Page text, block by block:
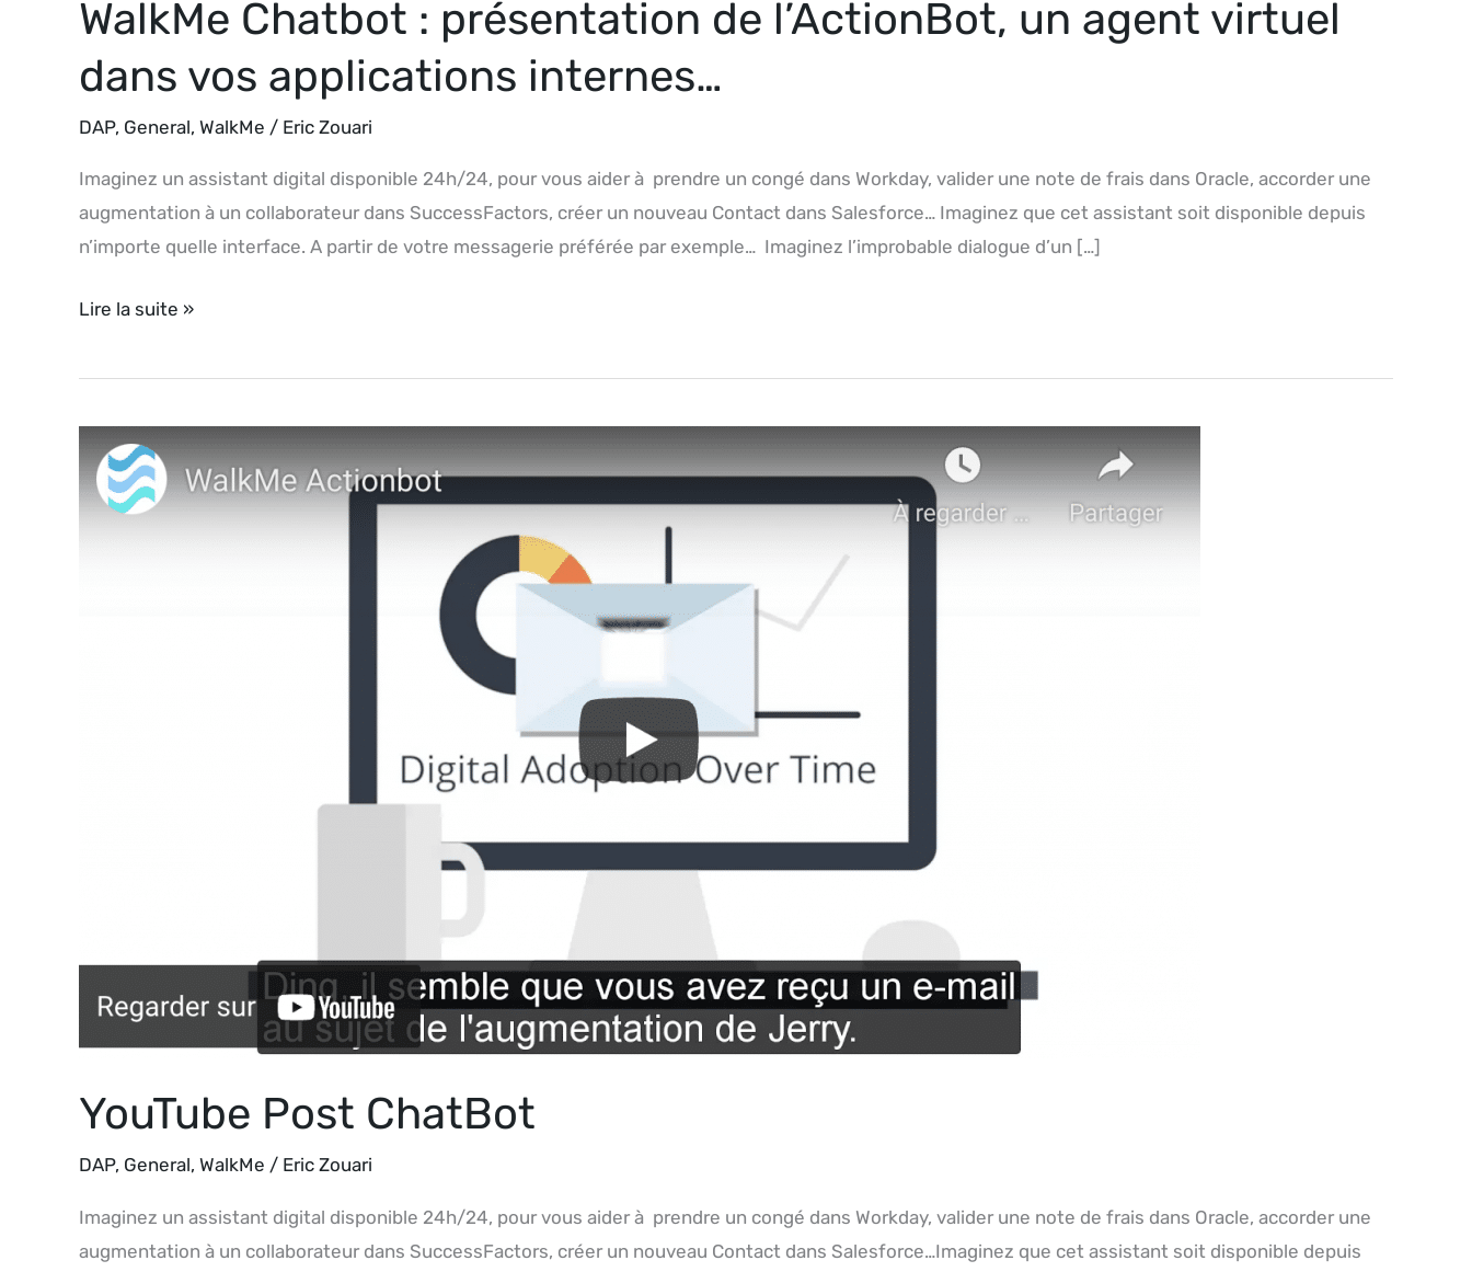
WalkMe Chatbot : présentation de l’ActionBot, un agent virtuel
dans vos applications internes…
DAP, General, WalkMe / Eric Zouari
Imaginez un assistant digital disponible 24h/24, pour vous aider à prendre un congé dans Workday, valider une note de frais dans Oracle, accorder une
augmentation à un collaborateur dans SuccessFactors, créer un nouveau Contact dans Salesforce… Imaginez que cet assistant soit disponible depuis
n’importe quelle interface. A partir de votre messagerie préférée par exemple… Imaginez l’improbable dialogue d’un […]
Lire la suite »
YouTube Post ChatBot
DAP, General, WalkMe / Eric Zouari
Imaginez un assistant digital disponible 24h/24, pour vous aider à prendre un congé dans Workday, valider une note de frais dans Oracle, accorder une
augmentation à un collaborateur dans SuccessFactors, créer un nouveau Contact dans Salesforce…Imaginez que cet assistant soit disponible depuis
YouTube
Post
ChatBot